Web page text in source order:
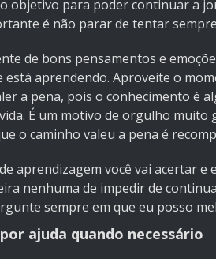
objetivo para poder continuar a
é não parar de tentar
de bons pensamentos e
está aprendendo. Aproveite o
a pena, pois o conhecimento é
É um motivo de orgulho
o caminho valeu a pena é
aprendizagem você vai acertar
nenhuma de impedir de
sempre em que eu posso
ajuda quando necessário